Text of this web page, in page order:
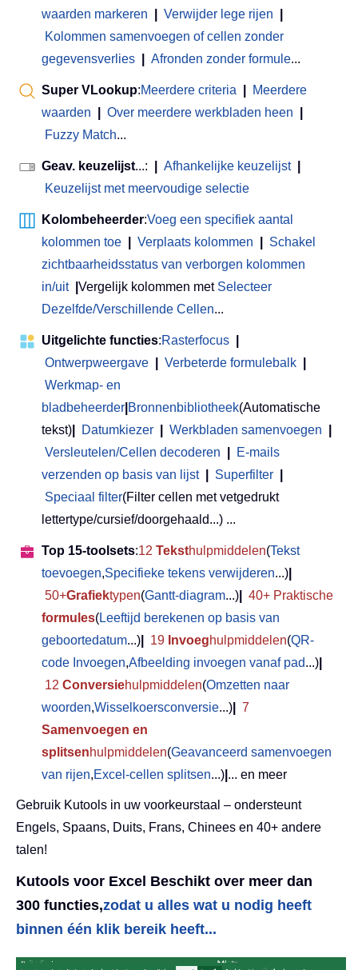
waarden markeren
Verwijder lege rijen
Kolommen samenvoegen of cellen zonder
gegevensverlies
Afronden zonder formule...
Super VLookup:Meerdere criteria
Meerdere
waarden
Over meerdere werkbladen heen
Fuzzy Match...
Geav. keuzelijst...: Afhankelijke keuzelijst
Keuzelijst met meervoudige selectie
Kolombeheerder:Voeg een specifiek aantal
kolommen toe
Verplaats kolommen
Schakel
zichtbaarheidsstatus van verborgen kolommen
in/uit
Vergelijk kolommen met Selecteer
Dezelfde/Verschillende Cellen...
Uitgelichte functies:Rasterfocus
Ontwerpweergave
Verbeterde formulebalk
Werkmap- en
bladbeheerder Bronnenbibliotheek(Automatische
tekst)
Datumkiezer Werkbladen samenvoegen
Versleutelen/Cellen decoderen
E-mails
verzenden op basis van lijst
Superfilter
Speciaal filter(Filter cellen met vetgedrukt
lettertype/cursief/doorgehaald...) ...
Top 15-toolsets:12 Teksthulpmiddelen(Tekst
toevoegen,Specifieke tekens verwijderen...)
50+Grafiektypen(Gantt-diagram...)
40+ Praktische
formules(Leeftijd berekenen op basis van
geboortedatum...) 19 Invoeghulpmiddelen(QR-
code Invoegen,Afbeelding invoegen vanaf pad...)
12 Conversiehulpmiddelen(Omzetten naar
woorden,Wisselkoersconversie...)
7
Samenvoegen en
splitsenhulpmiddelen(Geavanceerd samenvoegen
van rijen,Excel-cellen splitsen...) ... en meer
Gebruik Kutools in uw voorkeurstaal – ondersteunt
Engels, Spaans, Duits, Frans, Chinees en 40+ andere
talen!
Kutools voor Excel Beschikt over meer dan
300 functies,zodat u alles wat u nodig heeft
binnen één klik bereik heeft...